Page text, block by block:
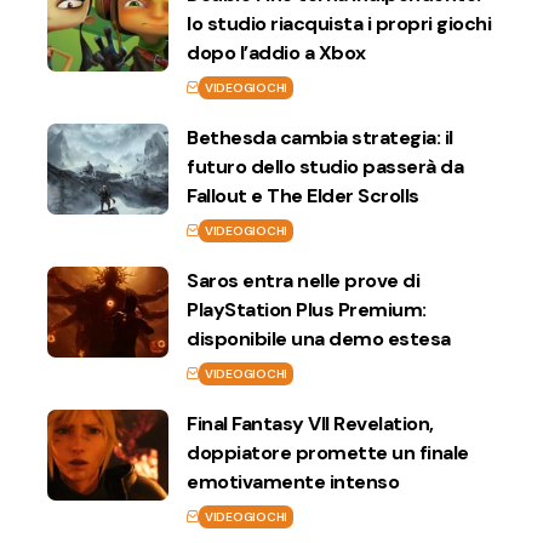
lo studio riacquista i propri giochi
dopo l’addio a Xbox
VIDEOGIOCHI
Bethesda cambia strategia: il
futuro dello studio passerà da
Fallout e The Elder Scrolls
VIDEOGIOCHI
Saros entra nelle prove di
PlayStation Plus Premium:
disponibile una demo estesa
VIDEOGIOCHI
Final Fantasy VII Revelation,
doppiatore promette un finale
emotivamente intenso
VIDEOGIOCHI